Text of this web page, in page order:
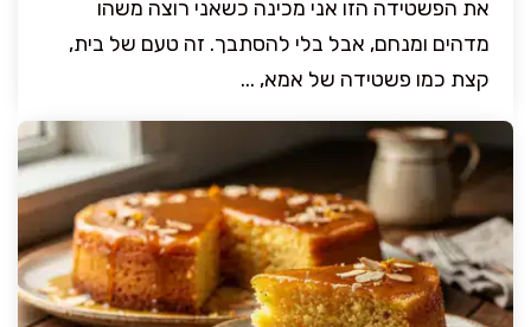
את הפשטידה הזו אני מכינה כשאני רוצה משהו
מדהים ומנחם, אבל בלי להסתבך. זה טעם של בית,
קצת כמו פשטידה של אמא, ...